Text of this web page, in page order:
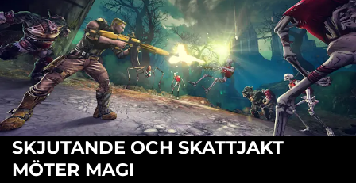
SKJUTANDE OCH SKATTJAKT
MÖTER MAGI